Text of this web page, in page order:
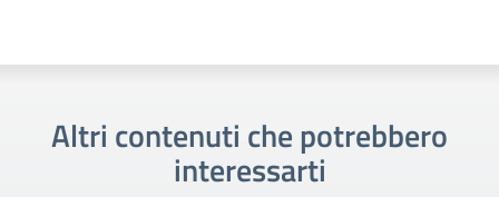
Altri contenuti che potrebbero
interessarti